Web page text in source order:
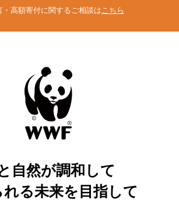
・高額寄付に関するご相談はこちら
自然が調和して
る未来を目指して